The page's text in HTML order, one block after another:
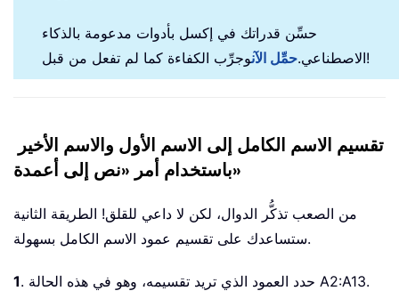
حسِّن قدراتك في إكسل بأدوات مدعومة بالذكاء
الاصطناعي.حمِّل الآن وجرِّب الكفاءة كما لم تفعل من قبل!
تقسيم الاسم الكامل إلى الاسم الأول والاسم الأخير
باستخدام أمر «نص إلى أعمدة»
من الصعب تذكُّر الدوال، لكن لا داعي للقلق! الطريقة الثانية
ستساعدك على تقسيم عمود الاسم الكامل بسهولة.
1 . حدد العمود الذي تريد تقسيمه، وهو في هذه الحالة A2:A13.